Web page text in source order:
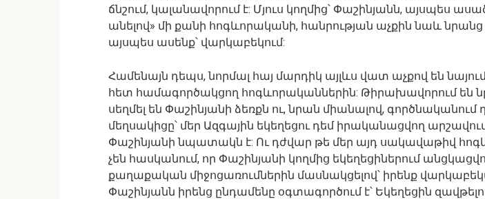
ճնշում, կալանավորում է: Մյուս կողմից՝ Փաշինյանն, այսպես
անելով» մի քանի հոգևորականի, հանրության աչքին նաև նրանց
այսպես ասենք՝ վարկաբեկում:
Համենայն դեպս, նորմալ հայ մարդիկ այլևս վատ աչքով են
հետ համագործակցող հոգևորականներին: Թիրախավորում են
սեղմել են Փաշինյանի ձեռքն ու, նրան միանալով, գործնականում
մեղսակիցը՝ մեր Ազգային եկեղեցու դեմ իրականացվող
Փաշինյանի նպատակն է: Ու դժվար թե մեր այդ սակավաթիվ
չեն հասկանում, որ Փաշինյանի կողմից եկեղեցիներում
քաղաքական միջոցառումներին մասնակցելով՝ իրենք
Փաշինյանն իրենց ընդամենը օգտագործում է՝ Եկեղեցին